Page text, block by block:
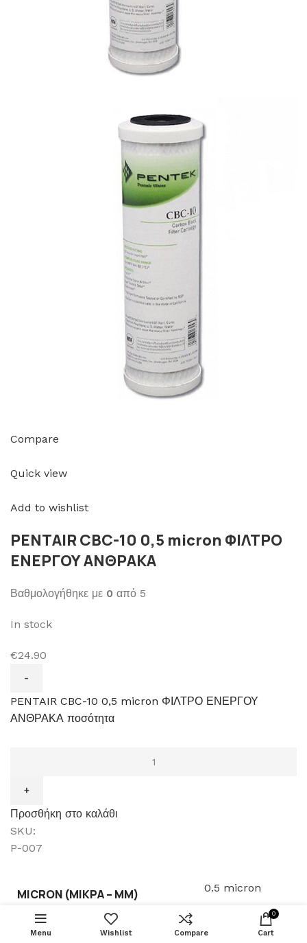
Compare
Quick view
Add to wishlist
PENTAIR CBC-10 0,5 micron ΦΙΛΤΡΟ
ΕΝΕΡΓΟΥ ΑΝΘΡΑΚΑ
Βαθμολογήθηκε με 0 από 5
In stock
€24.90
PENTAIR CBC-10 0,5 micron ΦΙΛΤΡΟ ΕΝΕΡΓΟΥ
ΑΝΘΡΑΚΑ ποσότητα
Προσθήκη στο καλάθι
SKU:
P-007
MICRON (ΜΙΚΡΆ – ΜM) 0.5 micron
Pentair
ZERO
WATER 40
BEVERAGE
119.00
BUY NOW
Menu Wishlist Compare
0
Cart